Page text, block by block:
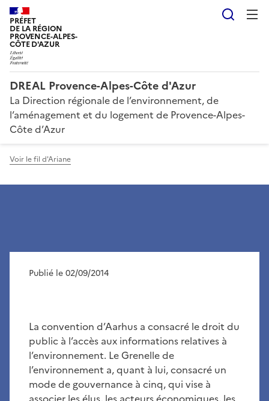
PRÉFET
DE LA RÉGION
PROVENCE-ALPES-
CÔTE D'AZUR
DREAL Provence-Alpes-Côte d'Azur
La Direction régionale de l’environnement, de
l’aménagement et du logement de Provence-Alpes-
Côte d’Azur
Voir le fil d'Ariane
Publié le 02/09/2014
La convention d’Aarhus a consacré le droit du
public à l’accès aux informations relatives à
l’environnement. Le Grenelle de
l’environnement a, quant à lui, consacré un
mode de gouvernance à cinq, qui vise à